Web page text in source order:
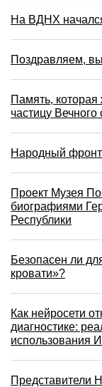
На ВДНХ
Поздравляем,
Память,
частицу Вечного
Народный фронт
Проект Музея
биографиями
Республики
Безопасен ли
кровати»?
Как нейросети
диагностике:
использования
Представители